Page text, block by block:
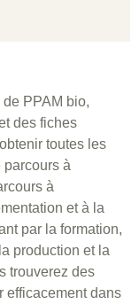
PPAM bio,
des fiches
toutes les
à
à
et à la
par la formation,
production et la
trouverez des
efficacement dans